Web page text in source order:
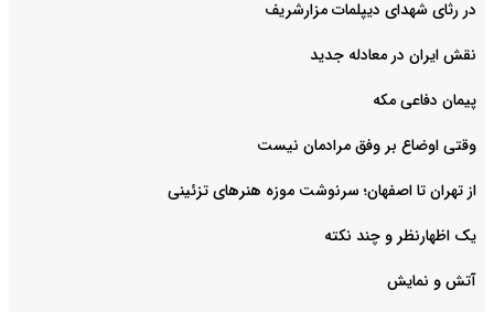
در رثای شهدای دیپلمات مزارشریف
نقش ایران در معادله جدید
پیمان دفاعی مکه
وقتی اوضاع بر وفق مرادمان نیست
از تهران تا اصفهان؛ سرنوشت موزه هنرهای تزئینی
یک اظهارنظر و چند نکته
آتش و نمایش